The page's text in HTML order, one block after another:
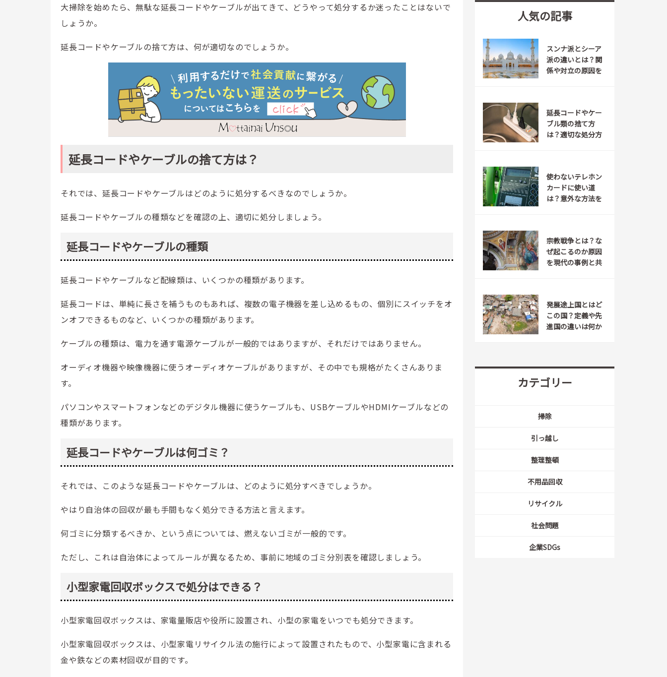
大掃除を始めたら、無駄な延長コードやケーブルが出てきて、どうやって処分するか迷ったことはないで
しょうか。
延長コードやケーブルの捨て方は、何が適切なのでしょうか。
延長コードやケーブルの捨て方は？
それでは、延長コードやケーブルはどのように処分するべきなのでしょうか。
延長コードやケーブルの種類などを確認の上、適切に処分しましょう。
延長コードやケーブルの種類
延長コードやケーブルなど配線類は、いくつかの種類があります。
延長コードは、単純に長さを補うものもあれば、複数の電子機器を差し込めるもの、個別にスイッチをオ
ンオフできるものなど、いくつかの種類があります。
ケーブルの種類は、電力を通す電源ケーブルが一般的ではありますが、それだけではありません。
オーディオ機器や映像機器に使うオーディオケーブルがありますが、その中でも規格がたくさんありま
す。
パソコンやスマートフォンなどのデジタル機器に使うケーブルも、USBケーブルやHDMIケーブルなどの
種類があります。
延長コードやケーブルは何ゴミ？
それでは、このような延長コードやケーブルは、どのように処分すべきでしょうか。
やはり自治体の回収が最も手間もなく処分できる方法と言えます。
何ゴミに分類するべきか、という点については、燃えないゴミが一般的です。
ただし、これは自治体によってルールが異なるため、事前に地域のゴミ分別表を確認しましょう。
小型家電回収ボックスで処分はできる？
小型家電回収ボックスは、家電量販店や役所に設置され、小型の家電をいつでも処分できます。
小型家電回収ボックスは、小型家電リサイクル法の施行によって設置されたもので、小型家電に含まれる
金や鉄などの素材回収が目的です。
人気の記事
スンナ派とシーア
派の違いとは？関
係や対立の原因を
延長コードやケー
ブル類の捨て方
は？適切な処分方
使わないテレホン
カードに使い道
は？意外な方法を
宗教戦争とは？な
ぜ起こるのか原因
を現代の事例と共
発展途上国とはど
この国？定義や先
進国の違いは何か
カテゴリー
掃除
引っ越し
整理整頓
不用品回収
リサイクル
社会問題
企業SDGs